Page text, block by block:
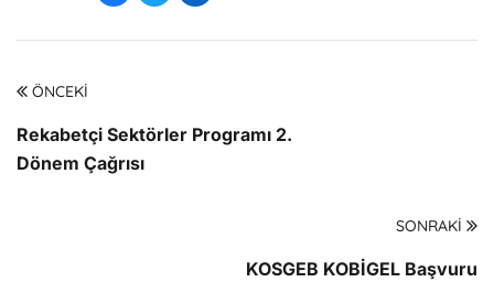
ÖNCEKI
Rekabetçi Sektörler Programı 2.
Dönem Çağrısı
SONRAKI
KOSGEB KOBİGEL Başvuru